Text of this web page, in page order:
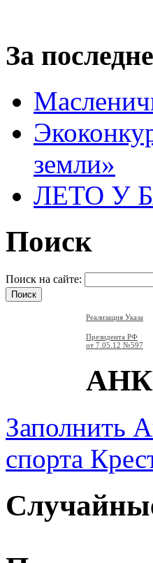
За
земли»
ЛЕТО У
Поиск
Поиск на сайте:
Реализация Указа
Президента РФ
от 7.05.12 №597
Заполнить
спорта